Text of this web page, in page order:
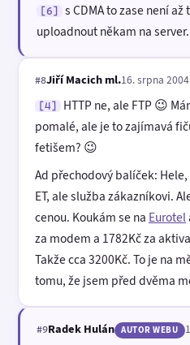
[6]
s CDMA to zase není
uploadnout někam na
#8Jiří Macich ml.16. srpna
[4]
HTTP ne, ale FTP 😉
pomalé, ale je to zajímavá
fetišem? 😉
Ad přechodový balíček:
ET, ale služba zákazníkovi.
cenou. Koukám se na Eurotel
za modem a 1782Kč za
Takže cca 3200Kč. To je na
tomu, že jsem před dvěma
#9Radek Hulán AUTOR WEBU